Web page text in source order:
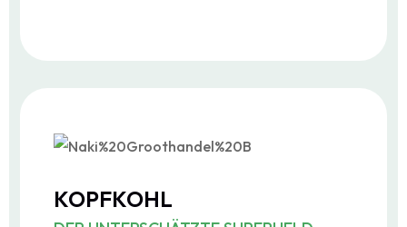
KOPFKOHL